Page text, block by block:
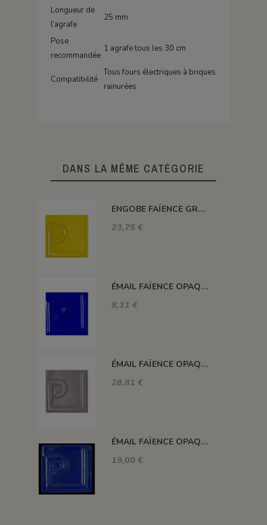
Longueur de
l’agrafe
25 mm
Pose
recommandée
1 agrafe tous les 30 cm
Compatibilité
Tous fours électriques à briques
rainurées
DANS LA MÊME CATÉGORIE
ENGOBE FAÏENCE GRÈS & PORCELAINE LIQUIDE SS PLB JAUNE 1KG EASP02LL
23,75 €
ÉMAIL FAÏENCE OPAQUE SANS PLOMB MAT BLEU FONCÉ EMSP13
8,11 €
ÉMAIL FAÏENCE OPAQUE SANS PLOMB MAT GRIS MOYEN 1KG EMSP16LL
28,81 €
ÉMAIL FAÏENCE OPAQUE CRAQUELÉ BRILLANT BLEU ROI 5934 ancien E31018/4
19,00 €